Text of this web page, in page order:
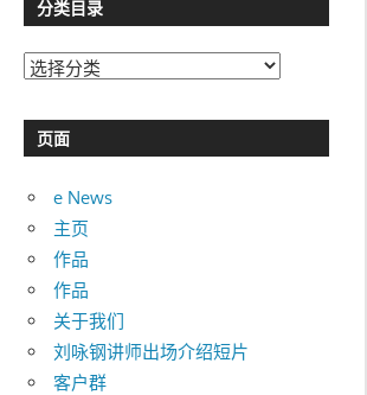
分类目录
分
目
录
页面
e News
主页
作品
作品
关于我们
刘咏钢讲师出场介绍短片
客户群